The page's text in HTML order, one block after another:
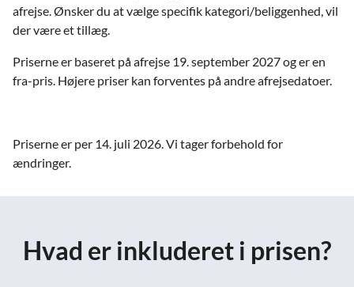
afrejse. Ønsker du at vælge specifik kategori/beliggenhed, vil
der være et tillæg.
Priserne er baseret på afrejse 19. september 2027 og er en
fra-pris. Højere priser kan forventes på andre afrejsedatoer.
Priserne er per 14. juli 2026. Vi tager forbehold for
ændringer.
Hvad er inkluderet i prisen?